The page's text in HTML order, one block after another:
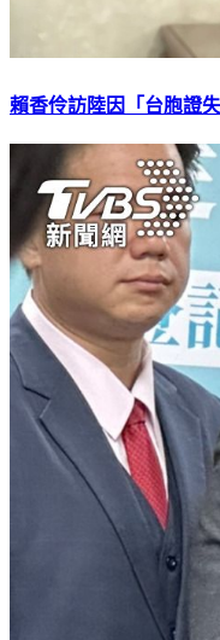
賴香伶訪陸因「台胞證